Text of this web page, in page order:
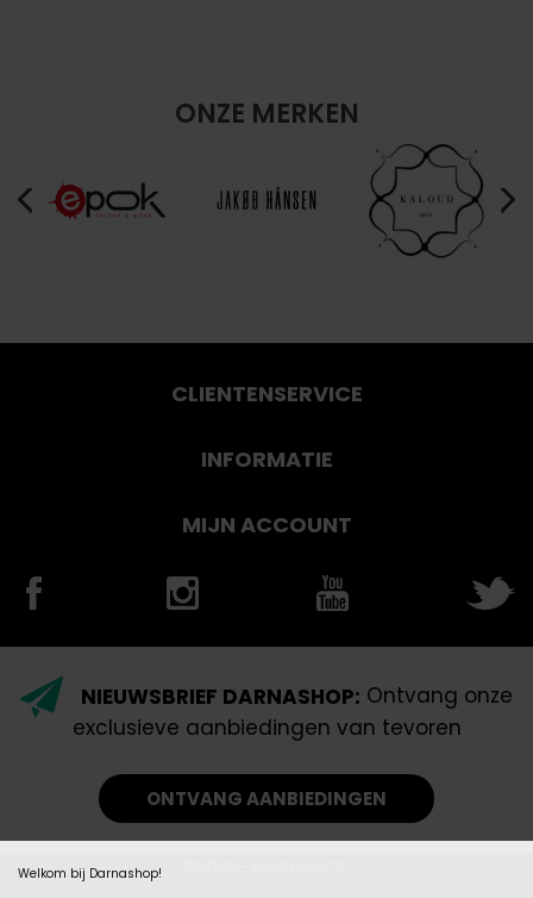
ONZE MERKEN
Welkom bij Darnashop!
CLIENTENSERVICE
INFORMATIE
MIJN ACCOUNT
NIEUWSBRIEF DARNASHOP: Ontvang onze
exclusieve aanbiedingen van tevoren
ONTVANG AANBIEDINGEN